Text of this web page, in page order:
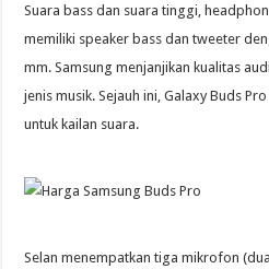
Suara bass dan suara tinggi,
memiliki speaker bass dan tweeter
mm. Samsung menjanjikan kualitas
jenis musik. Sejauh ini, Galaxy Buds
untuk kailan suara.
Selan menempatkan tiga mikrofon